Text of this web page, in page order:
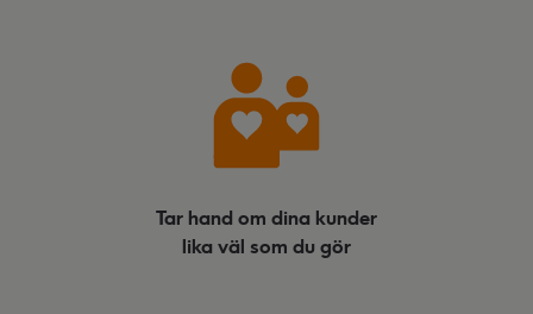
Tar hand om dina kunder
lika väl som du gör